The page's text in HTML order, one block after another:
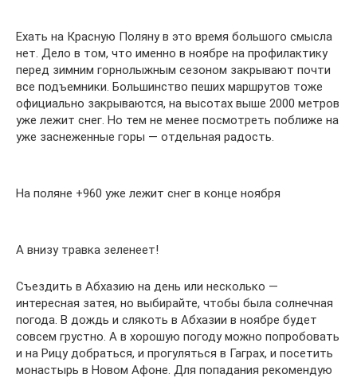
Ехать на Красную Поляну в это время большого смысла
нет. Дело в том, что именно в ноябре на профилактику
перед зимним горнолыжным сезоном закрывают почти
все подъемники. Большинство пеших маршрутов тоже
официально закрываются, на высотах выше 2000 метров
уже лежит снег. Но тем не менее посмотреть поближе на
уже заснеженные горы — отдельная радость.
На поляне +960 уже лежит снег в конце ноября
А внизу травка зеленеет!
Съездить в Абхазию на день или несколько —
интересная затея, но выбирайте, чтобы была солнечная
погода. В дождь и слякоть в Абхазии в ноябре будет
совсем грустно. А в хорошую погоду можно попробовать
и на Рицу добраться, и прогуляться в Гаграх, и посетить
монастырь в Новом Афоне. Для попадания рекомендую